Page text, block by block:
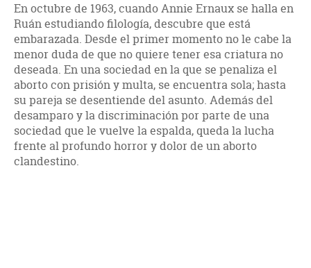
En octubre de 1963, cuando Annie Ernaux se halla en
Ruán estudiando filología, descubre que está
embarazada. Desde el primer momento no le cabe la
menor duda de que no quiere tener esa criatura no
deseada. En una sociedad en la que se penaliza el
aborto con prisión y multa, se encuentra sola; hasta
su pareja se desentiende del asunto. Además del
desamparo y la discriminación por parte de una
sociedad que le vuelve la espalda, queda la lucha
frente al profundo horror y dolor de un aborto
clandestino.